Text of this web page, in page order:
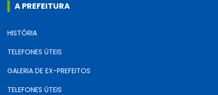
A PREFEITURA
HISTÓRIA
TELEFONES ÚTEIS
GALERIA DE EX-PREFEITOS
TELEFONES ÚTEIS